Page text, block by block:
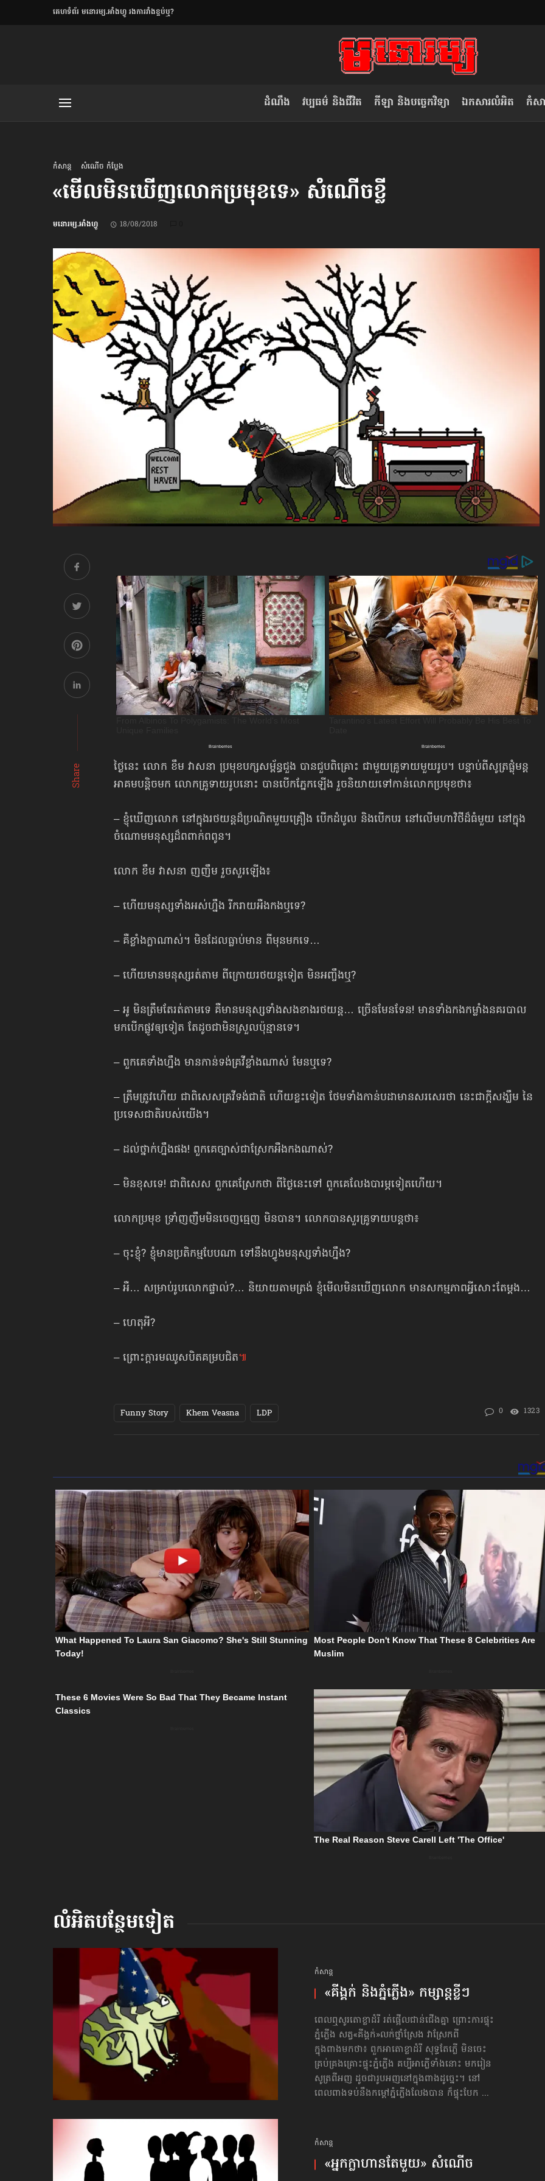
​គេហទំព័រ មនោរម្យ.អាំងហ្វូ រងការរាំងខ្ទប់ឬ?
ដំណឹង វប្បធម៌ និងជីវិត កីឡា និងបច្ចេកវិទ្យា ឯកសារលំអិត កំសា
កំសាន្ដ សំណើច កំប្លែង
«មើល​មិន​ឃើញ​លោក​ប្រមុខ​ទេ» សំណើច​ខ្លី
មនោរម្យ.អាំងហ្វូ 18/08/2018
Share
ថ្ងៃនេះ លោក ខឹម វាសនា ប្រមុខបក្សសម្ព័ន្ធជួង បានជួបពិគ្រោះ ជាមួយគ្រូទាយមួយរូប។ បន្ទាប់ពីសូត្រផ្លុំ​មន្ដ
អាគម​បន្តិចមក លោកគ្រូទាយរូបនោះ បានបើកភ្នែកឡើង រួចនិយាយទៅកាន់លោកប្រមុខថា៖
– ខ្ញុំឃើញលោក នៅក្នុងរថយន្ដដ៏ប្រណិតមួយគ្រឿង បើកដំបូល និងបើកបរ នៅលើមហាវិថីដ៏ធំមួយ នៅក្នុង
ចំណោមមនុស្សដ៏ពពាក់ពពូន។
លោក ខឹម វាសនា ញញឹម រួចសួរឡើង៖
– ហើយមនុស្សទាំងអស់ហ្នឹង រីករាយអឺងកងឬទេ?
– គឺខ្លាំងក្លាណាស់។ មិនដែលធ្លាប់មាន ពីមុនមកទេ…
– ហើយមានមនុស្សរត់តាម ពីក្រោយរថយន្តទៀត មិនអញ្ចឹងឬ?
– អូ មិនត្រឹមតែរត់តាមទេ គឺមានមនុស្សទាំងសងខាងរថយន្ដ… ច្រើនមែនទែន! មានទាំងកងកម្លាំងនគរបាល
មកបើកផ្លូវឲ្យទៀត តែដូចជាមិនស្រួលប៉ុន្មានទេ។
– ពួកគេទាំងហ្នឹង មានកាន់ទង់គ្រវីខ្លាំងណាស់ មែនឬទេ?
– ត្រឹមត្រូវហើយ ជាពិសេសគ្រវីទង់ជាតិ ហើយខ្លះទៀត ថែមទាំងកាន់បដាមានសរសេរថា នេះជាក្ដីសង្ឃឹម នៃ
ប្រទេសជាតិរបស់យើង។
– ដល់ថ្នាក់ហ្នឹងផង! ពួកគេច្បាស់ជាស្រែកអឺងកងណាស់?
– មិនខុសទេ! ជាពិសេស ពួកគេស្រែកថា ពីថ្ងៃនេះទៅ ពួកគេលែងបារម្ភទៀតហើយ។
លោកប្រមុខ ទ្រាំញញឹមមិនចេញធ្មេញ មិនបាន។ លោកបានសួរគ្រូទាយបន្តថា៖
– ចុះខ្ញុំ? ខ្ញុំមានប្រតិកម្មបែបណា ទៅនឹងហ្វូងមនុស្សទាំងហ្នឹង?
– អឺ… សម្រាប់រូបលោកផ្ទាល់?… និយាយតាមត្រង់ ខ្ញុំមើលមិនឃើញលោក មាន​សកម្មភាពអ្វី​សោះ​តែម្ដង…
– ហេតុអី?
– ព្រោះក្ដារមឈូសបិតគម្របជិត៕
Funny Story Khem Veasna LDP 0 1323
លំអិតបន្ថែមទៀត
កំសាន្ដ
«គីង្គក់ និងភ្នំភ្លើង» កម្សាន្ដខ្លីៗ
ពេលឮសូរតោខ្លាដំរី រត់ផ្អើលជាន់ជើងគ្នា ព្រោះការផ្ទុះ
ភ្នំភ្លើង សត្វ«គីង្គក់»លក់ថ្នាំស្រែង វាស្រែកពី
ក្នុងពាងមកថា៖ ពួកអាតោខ្លាដំរី សុទ្ធតែភ្លើ មិនចេះ
គ្រប់គ្រងគ្រោះផ្ទុះភ្នំភ្លើង គប្បីអាភ្លើទាំងនោះ មករៀន
សូត្រពីអញ ដូចជារូបអញ​នៅក្នុងពាងដូច្នេះ។ នៅ
ពេលពាងទប់នឹងកម្ដៅភ្នំភ្លើងលែងបាន ក៏ផ្ទុះបែក ...
កំសាន្ដ
«អ្នកក្លាហានតែមួយ» សំណើច
ត៖ «កាមតណ្ហា​ លិខិតប្រិយមិត្ត៖ «អំពីទោសៈ»
វៀតណាម ក្នុង​ការប្តូរ​មេដឹកនាំ របស់​
ខ្លួន
ខឹម វាសនា ថា«ស្រី
ចរិតថោក»​ស្លៀកពាក់
ប្រពៃណី​«ដេញប្រុស»
អឹមបាពេ ប្រកាសជាផ្លូវការ
ចាកចេញពីក្រុម ប៉ារីស
ថើបមាត់ ៖ ក្រុមកីឡាការិនី​